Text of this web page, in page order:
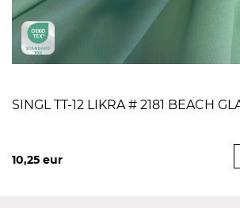
SINGL TT-12 LIKRA # 2181 BEACH
10,25 eur